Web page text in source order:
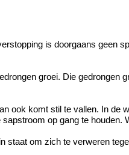
is doorgaans geen
groei. Die
ook komt stil te vallen. In
op gang te houden.
staat om zich te verweren